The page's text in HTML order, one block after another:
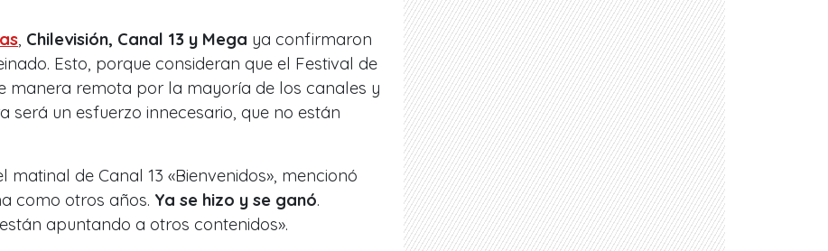
, Chilevisión, Canal 13 y Mega ya confirmaron
Esto, porque consideran que el Festival de
manera remota por la mayoría de los canales y
será un esfuerzo innecesario, que no están
matinal de Canal 13 «Bienvenidos», mencionó
como otros años. Ya se hizo y se ganó.
apuntando a otros contenidos».